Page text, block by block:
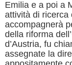
Emilia e a poi a
attività di ricerca
accompagnerà
della riforma
d’Austria, fu
assegnate la